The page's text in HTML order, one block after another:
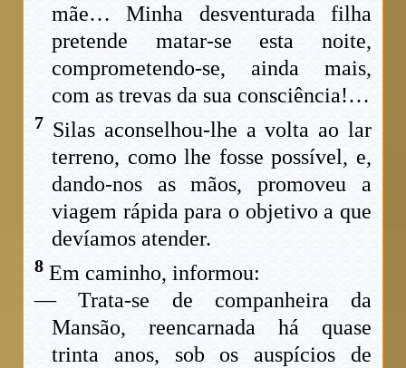
mãe… Minha desventurada filha
pretende matar-se esta noite,
comprometendo-se, ainda mais,
com as trevas da sua consciência!…
7 Silas aconselhou-lhe a volta ao lar
terreno, como lhe fosse possível, e,
dando-nos as mãos, promoveu a
viagem rápida para o objetivo a que
devíamos atender.
8 Em caminho, informou:
— Trata-se de companheira da
Mansão, reencarnada há quase
trinta anos, sob os auspícios de